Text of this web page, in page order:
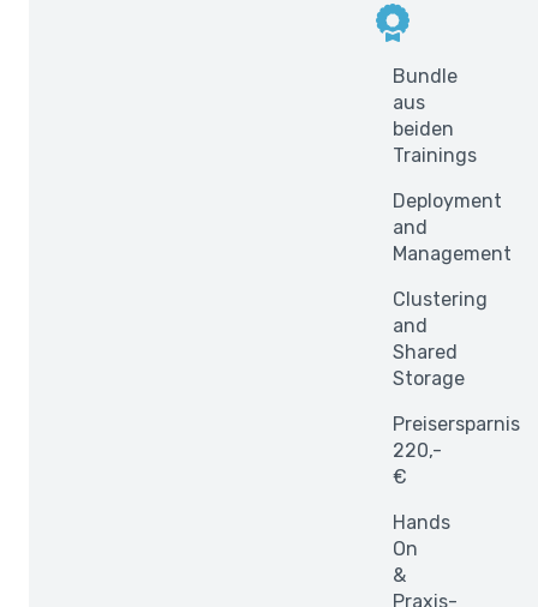
Bundle
aus
beiden
Trainings
Deployment
and
Management
Clustering
and
Shared
Storage
Preisersparnis
220,-
€
Hands
On
&
Praxis-